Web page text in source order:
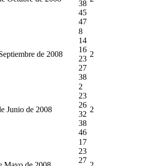
38
45
47
de 2008
8
14
16
23
27
38
2
Junio de 2008
2
23
26
32
38
46
2
17
23
27